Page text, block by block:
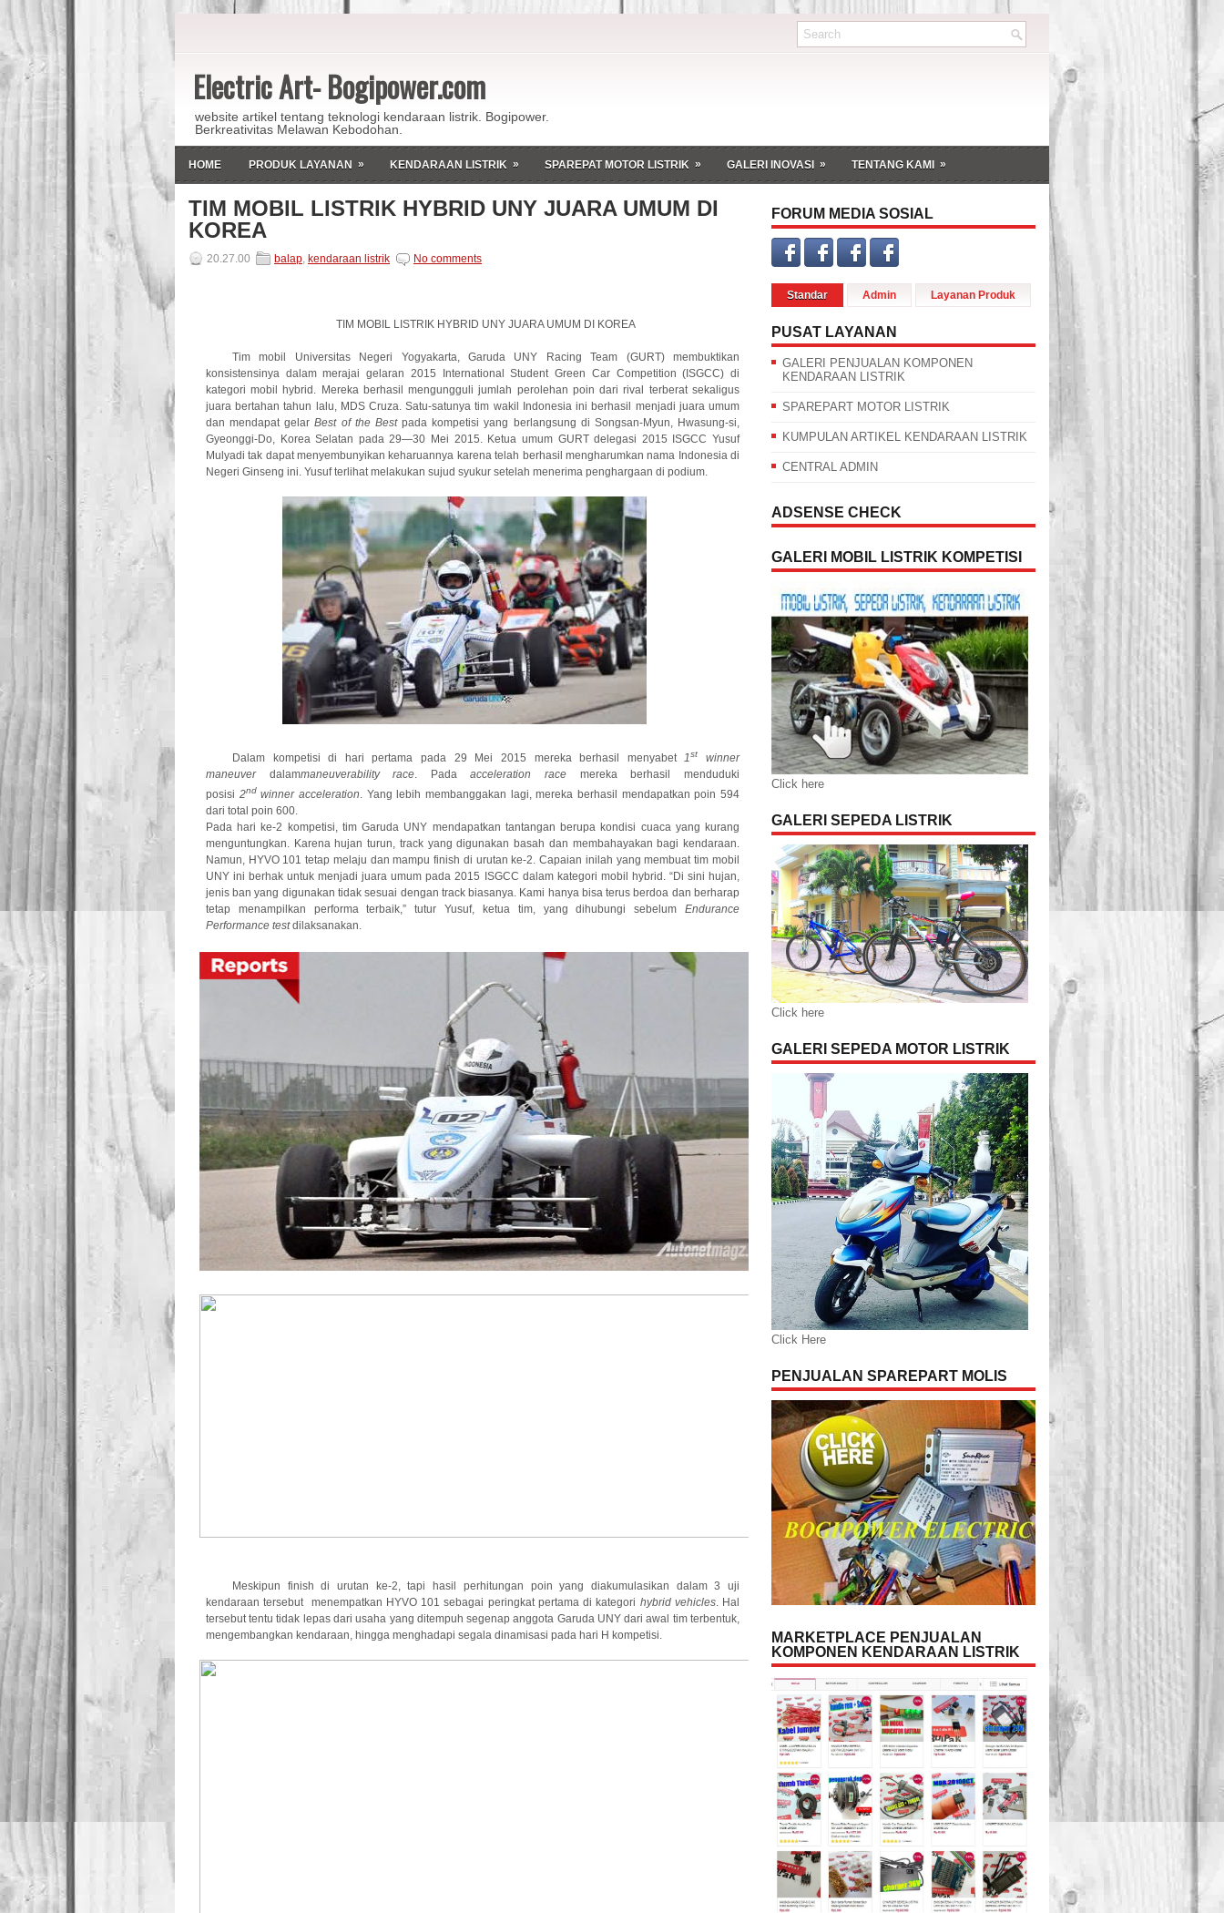
Electric Art- Bogipower.com
website artikel tentang teknologi kendaraan listrik. Bogipower.
Berkreativitas Melawan Kebodohan.
HOME PRODUK LAYANAN » KENDARAAN LISTRIK » SPAREPAT MOTOR LISTRIK » GALERI INOVASI » TENTANG KAMI »
TIM MOBIL LISTRIK HYBRID UNY JUARA UMUM DI
KOREA
20.27.00 balap, kendaraan listrik No comments
TIM MOBIL LISTRIK HYBRID UNY JUARA UMUM DI KOREA
Tim mobil Universitas Negeri Yogyakarta, Garuda UNY Racing Team (GURT) membuktikan
konsistensinya dalam merajai gelaran 2015 International Student Green Car Competition (ISGCC) di
kategori mobil hybrid. Mereka berhasil mengungguli jumlah perolehan poin dari rival terberat sekaligus
juara bertahan tahun lalu, MDS Cruza. Satu-satunya tim wakil Indonesia ini berhasil menjadi juara umum
dan mendapat gelar Best of the Best pada kompetisi yang berlangsung di Songsan-Myun, Hwasung-si,
Gyeonggi-Do, Korea Selatan pada 29—30 Mei 2015. Ketua umum GURT delegasi 2015 ISGCC Yusuf
Mulyadi tak dapat menyembunyikan keharuannya karena telah berhasil mengharumkan nama Indonesia di
Negeri Ginseng ini. Yusuf terlihat melakukan sujud syukur setelah menerima penghargaan di podium.
Dalam kompetisi di hari pertama pada 29 Mei 2015 mereka berhasil menyabet 1st
winner
maneuver
dalammaneuverability race. Pada acceleration race
mereka berhasil menduduki
posisi 2nd winner acceleration. Yang lebih membanggakan lagi, mereka berhasil mendapatkan poin 594
dari total poin 600.
Pada hari ke-2 kompetisi, tim Garuda UNY mendapatkan tantangan berupa kondisi cuaca yang kurang
menguntungkan. Karena hujan turun, track yang digunakan basah dan membahayakan bagi kendaraan.
Namun, HYVO 101 tetap melaju dan mampu finish di urutan ke-2. Capaian inilah yang membuat tim mobil
UNY ini berhak untuk menjadi juara umum pada 2015 ISGCC dalam kategori mobil hybrid. “Di sini hujan,
jenis ban yang digunakan tidak sesuai dengan track biasanya. Kami hanya bisa terus berdoa dan berharap
tetap menampilkan performa terbaik,” tutur Yusuf, ketua tim, yang dihubungi sebelum
Endurance
Performance test dilaksanakan.
Meskipun finish di urutan ke-2, tapi hasil perhitungan poin yang diakumulasikan dalam 3 uji
kendaraan tersebut menempatkan HYVO 101 sebagai peringkat pertama di kategori hybrid vehicles. Hal
tersebut tentu tidak lepas dari usaha yang ditempuh segenap anggota Garuda UNY dari awal tim terbentuk,
mengembangkan kendaraan, hingga menghadapi segala dinamisasi pada hari H kompetisi.
FORUM MEDIA SOSIAL
Standar Admin Layanan Produk
PUSAT LAYANAN
GALERI PENJUALAN KOMPONEN
KENDARAAN LISTRIK
SPAREPART MOTOR LISTRIK
KUMPULAN ARTIKEL KENDARAAN LISTRIK
CENTRAL ADMIN
ADSENSE CHECK
GALERI MOBIL LISTRIK KOMPETISI
Click here
GALERI SEPEDA LISTRIK
Click here
GALERI SEPEDA MOTOR LISTRIK
Click Here
PENJUALAN SPAREPART MOLIS
MARKETPLACE PENJUALAN
KOMPONEN KENDARAAN LISTRIK